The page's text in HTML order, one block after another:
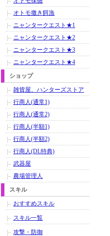
オトモ撒き餌漁
ニャンタークエスト★1
ニャンタークエスト★2
ニャンタークエスト★3
ニャンタークエスト★4
ショップ
雑貨屋、ハンターズストア
行商人(通常1)
行商人(通常2)
行商人(半額1)
行商人(半額2)
行商人(DL特典)
武器屋
農場管理人
スキル
おすすめスキル
スキル一覧
攻撃・防御